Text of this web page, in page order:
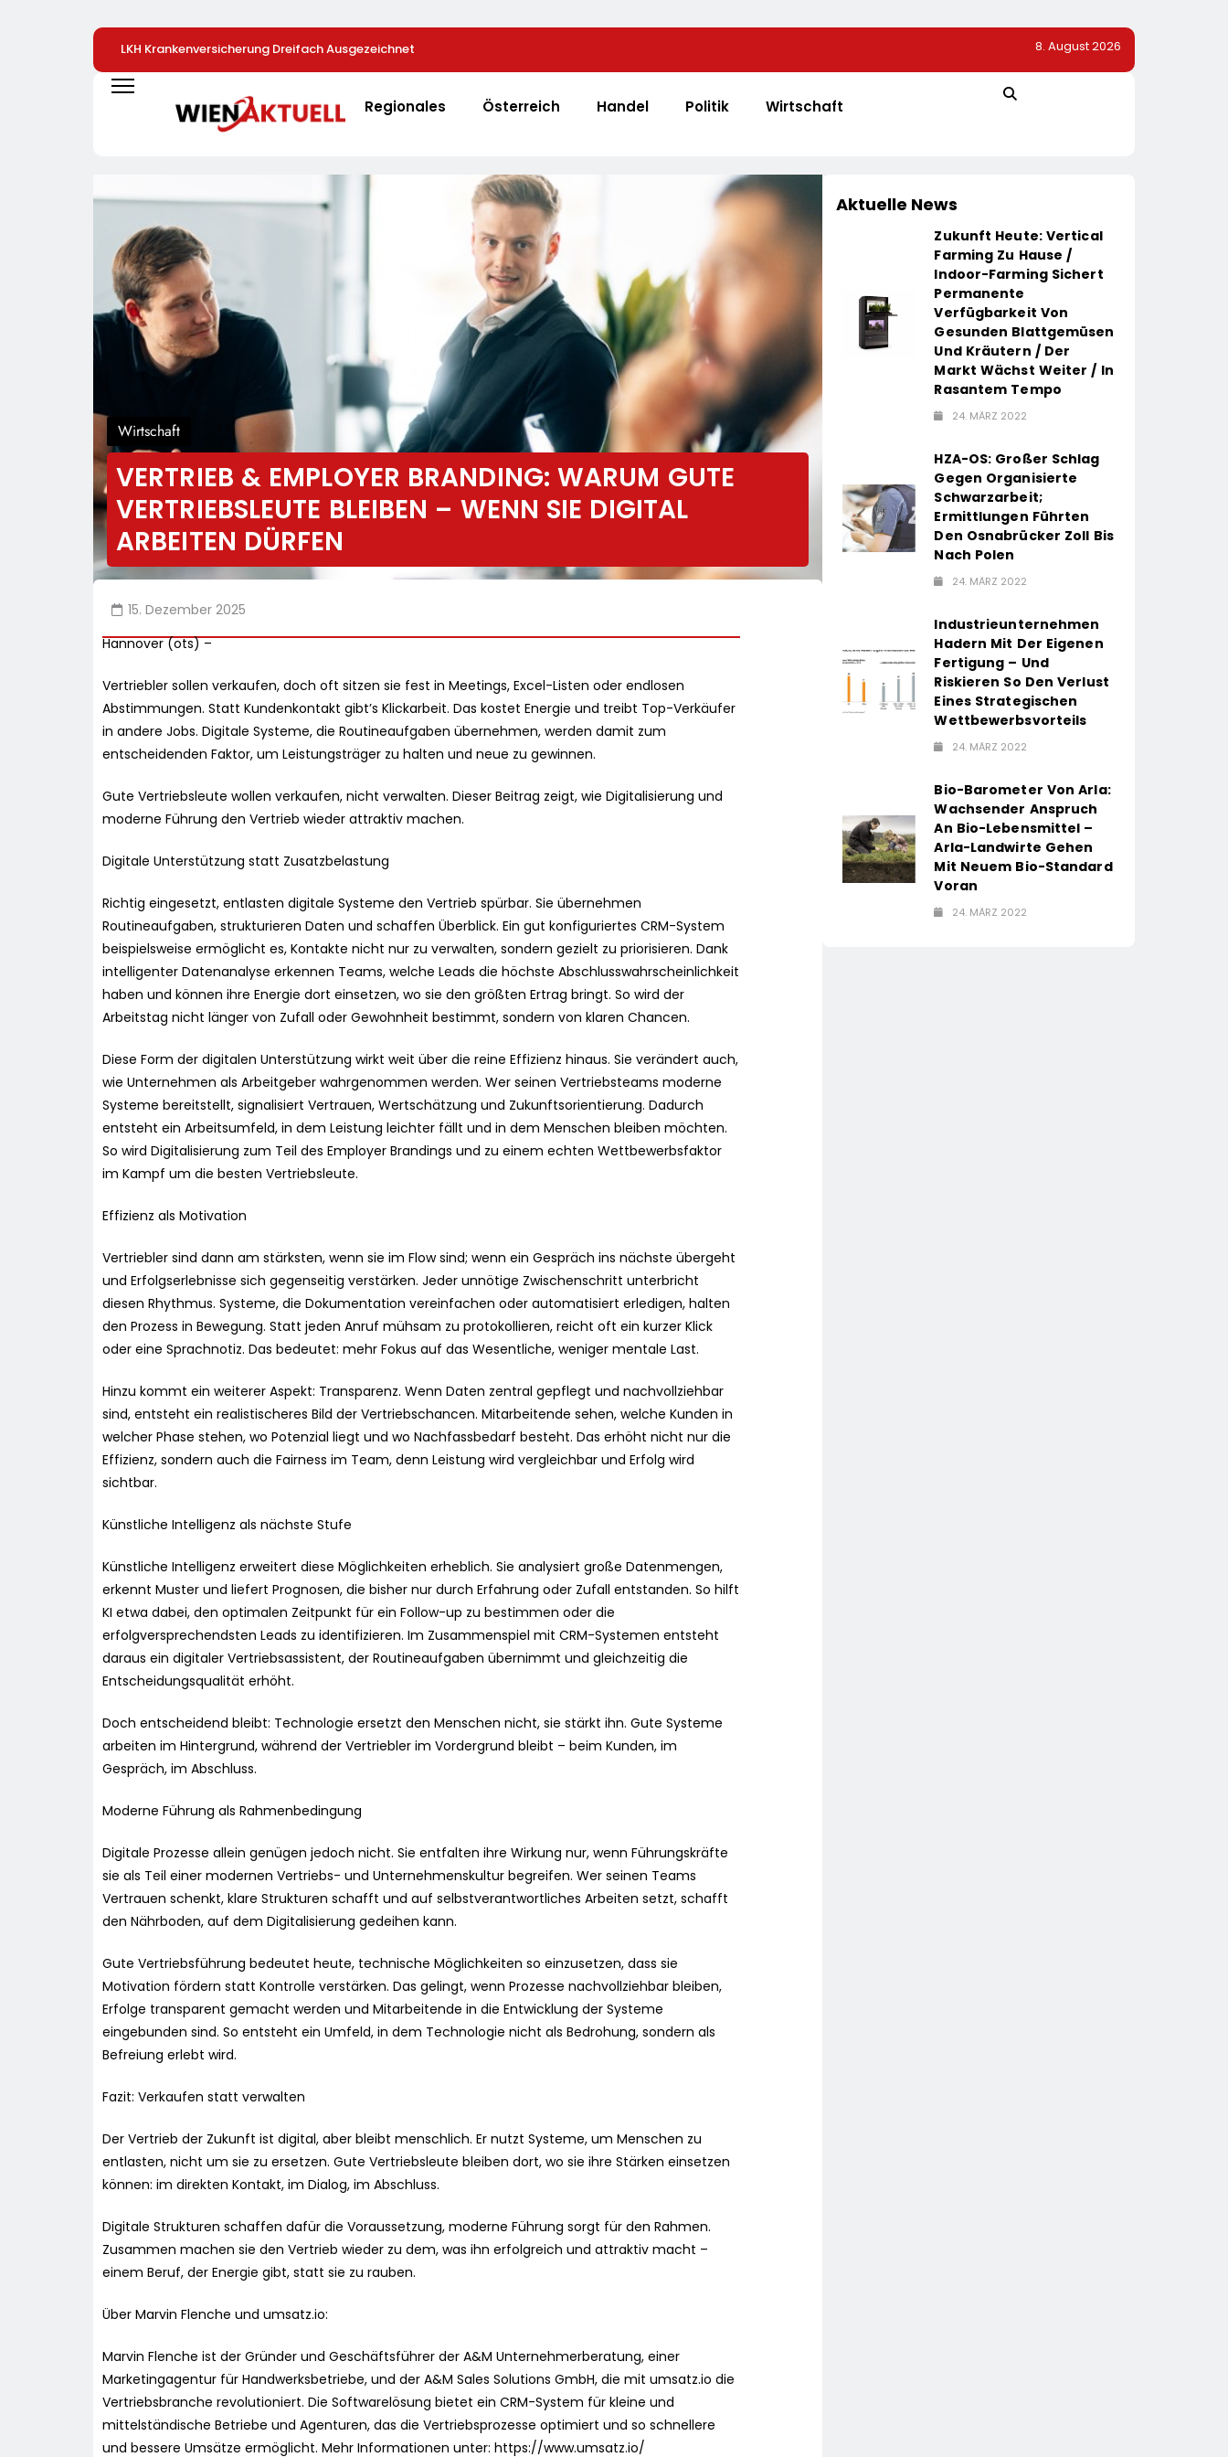
LKH Krankenversicherung Dreifach Ausgezeichnet
„Gustavomat“ An Den Start
Alice Weidel: Rekord-Insolvenzen Sind Warnsignal –
Bundesregierung Verschärft Die Wirtschaftskrise
8. August 2026
Regionales Österreich Handel Politik Wirtschaft
Wirtschaft
VERTRIEB & EMPLOYER BRANDING: WARUM GUTE
VERTRIEBSLEUTE BLEIBEN – WENN SIE DIGITAL
ARBEITEN DÜRFEN
15. Dezember 2025
Hannover (ots) –
Vertriebler sollen verkaufen, doch oft sitzen sie fest in Meetings, Excel-Listen oder endlosen
Abstimmungen. Statt Kundenkontakt gibt’s Klickarbeit. Das kostet Energie und treibt Top-Verkäufer
in andere Jobs. Digitale Systeme, die Routineaufgaben übernehmen, werden damit zum
entscheidenden Faktor, um Leistungsträger zu halten und neue zu gewinnen.
Gute Vertriebsleute wollen verkaufen, nicht verwalten. Dieser Beitrag zeigt, wie Digitalisierung und
moderne Führung den Vertrieb wieder attraktiv machen.
Digitale Unterstützung statt Zusatzbelastung
Richtig eingesetzt, entlasten digitale Systeme den Vertrieb spürbar. Sie übernehmen
Routineaufgaben, strukturieren Daten und schaffen Überblick. Ein gut konfiguriertes CRM-System
beispielsweise ermöglicht es, Kontakte nicht nur zu verwalten, sondern gezielt zu priorisieren. Dank
intelligenter Datenanalyse erkennen Teams, welche Leads die höchste Abschlusswahrscheinlichkeit
haben und können ihre Energie dort einsetzen, wo sie den größten Ertrag bringt. So wird der
Arbeitstag nicht länger von Zufall oder Gewohnheit bestimmt, sondern von klaren Chancen.
Diese Form der digitalen Unterstützung wirkt weit über die reine Effizienz hinaus. Sie verändert auch,
wie Unternehmen als Arbeitgeber wahrgenommen werden. Wer seinen Vertriebsteams moderne
Systeme bereitstellt, signalisiert Vertrauen, Wertschätzung und Zukunftsorientierung. Dadurch
entsteht ein Arbeitsumfeld, in dem Leistung leichter fällt und in dem Menschen bleiben möchten.
So wird Digitalisierung zum Teil des Employer Brandings und zu einem echten Wettbewerbsfaktor
im Kampf um die besten Vertriebsleute.
Effizienz als Motivation
Vertriebler sind dann am stärksten, wenn sie im Flow sind; wenn ein Gespräch ins nächste übergeht
und Erfolgserlebnisse sich gegenseitig verstärken. Jeder unnötige Zwischenschritt unterbricht
diesen Rhythmus. Systeme, die Dokumentation vereinfachen oder automatisiert erledigen, halten
den Prozess in Bewegung. Statt jeden Anruf mühsam zu protokollieren, reicht oft ein kurzer Klick
oder eine Sprachnotiz. Das bedeutet: mehr Fokus auf das Wesentliche, weniger mentale Last.
Hinzu kommt ein weiterer Aspekt: Transparenz. Wenn Daten zentral gepflegt und nachvollziehbar
sind, entsteht ein realistischeres Bild der Vertriebschancen. Mitarbeitende sehen, welche Kunden in
welcher Phase stehen, wo Potenzial liegt und wo Nachfassbedarf besteht. Das erhöht nicht nur die
Effizienz, sondern auch die Fairness im Team, denn Leistung wird vergleichbar und Erfolg wird
sichtbar.
Künstliche Intelligenz als nächste Stufe
Künstliche Intelligenz erweitert diese Möglichkeiten erheblich. Sie analysiert große Datenmengen,
erkennt Muster und liefert Prognosen, die bisher nur durch Erfahrung oder Zufall entstanden. So hilft
KI etwa dabei, den optimalen Zeitpunkt für ein Follow-up zu bestimmen oder die
erfolgversprechendsten Leads zu identifizieren. Im Zusammenspiel mit CRM-Systemen entsteht
daraus ein digitaler Vertriebsassistent, der Routineaufgaben übernimmt und gleichzeitig die
Entscheidungsqualität erhöht.
Doch entscheidend bleibt: Technologie ersetzt den Menschen nicht, sie stärkt ihn. Gute Systeme
arbeiten im Hintergrund, während der Vertriebler im Vordergrund bleibt – beim Kunden, im
Gespräch, im Abschluss.
Moderne Führung als Rahmenbedingung
Digitale Prozesse allein genügen jedoch nicht. Sie entfalten ihre Wirkung nur, wenn Führungskräfte
sie als Teil einer modernen Vertriebs- und Unternehmenskultur begreifen. Wer seinen Teams
Vertrauen schenkt, klare Strukturen schafft und auf selbstverantwortliches Arbeiten setzt, schafft
den Nährboden, auf dem Digitalisierung gedeihen kann.
Gute Vertriebsführung bedeutet heute, technische Möglichkeiten so einzusetzen, dass sie
Motivation fördern statt Kontrolle verstärken. Das gelingt, wenn Prozesse nachvollziehbar bleiben,
Erfolge transparent gemacht werden und Mitarbeitende in die Entwicklung der Systeme
eingebunden sind. So entsteht ein Umfeld, in dem Technologie nicht als Bedrohung, sondern als
Befreiung erlebt wird.
Fazit: Verkaufen statt verwalten
Der Vertrieb der Zukunft ist digital, aber bleibt menschlich. Er nutzt Systeme, um Menschen zu
entlasten, nicht um sie zu ersetzen. Gute Vertriebsleute bleiben dort, wo sie ihre Stärken einsetzen
können: im direkten Kontakt, im Dialog, im Abschluss.
Digitale Strukturen schaffen dafür die Voraussetzung, moderne Führung sorgt für den Rahmen.
Zusammen machen sie den Vertrieb wieder zu dem, was ihn erfolgreich und attraktiv macht –
einem Beruf, der Energie gibt, statt sie zu rauben.
Über Marvin Flenche und umsatz.io:
Marvin Flenche ist der Gründer und Geschäftsführer der A&M Unternehmerberatung, einer
Marketingagentur für Handwerksbetriebe, und der A&M Sales Solutions GmbH, die mit umsatz.io die
Vertriebsbranche revolutioniert. Die Softwarelösung bietet ein CRM-System für kleine und
mittelständische Betriebe und Agenturen, das die Vertriebsprozesse optimiert und so schnellere
und bessere Umsätze ermöglicht. Mehr Informationen unter: https://www.umsatz.io/
Aktuelle News
Zukunft Heute: Vertical
Farming Zu Hause /
Indoor-Farming Sichert
Permanente
Verfügbarkeit Von
Gesunden Blattgemüsen
Und Kräutern / Der
Markt Wächst Weiter / In
Rasantem Tempo
24. MÄRZ 2022
HZA-OS: Großer Schlag
Gegen Organisierte
Schwarzarbeit;
Ermittlungen Führten
Den Osnabrücker Zoll Bis
Nach Polen
24. MÄRZ 2022
Industrieunternehmen
Hadern Mit Der Eigenen
Fertigung – Und
Riskieren So Den Verlust
Eines Strategischen
Wettbewerbsvorteils
24. MÄRZ 2022
Bio-Barometer Von Arla:
Wachsender Anspruch
An Bio-Lebensmittel –
Arla-Landwirte Gehen
Mit Neuem Bio-Standard
Voran
24. MÄRZ 2022